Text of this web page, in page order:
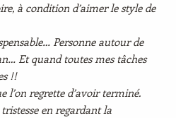
à condition d’aimer le style de
Personne autour de
Et quand toutes mes tâches
!!
l’on regrette d’avoir terminé.
en regardant la